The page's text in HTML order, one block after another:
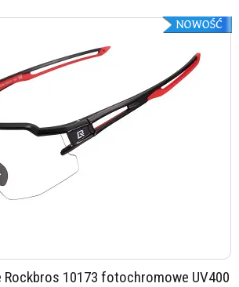
Rockbros 10173 fotochromowe UV400